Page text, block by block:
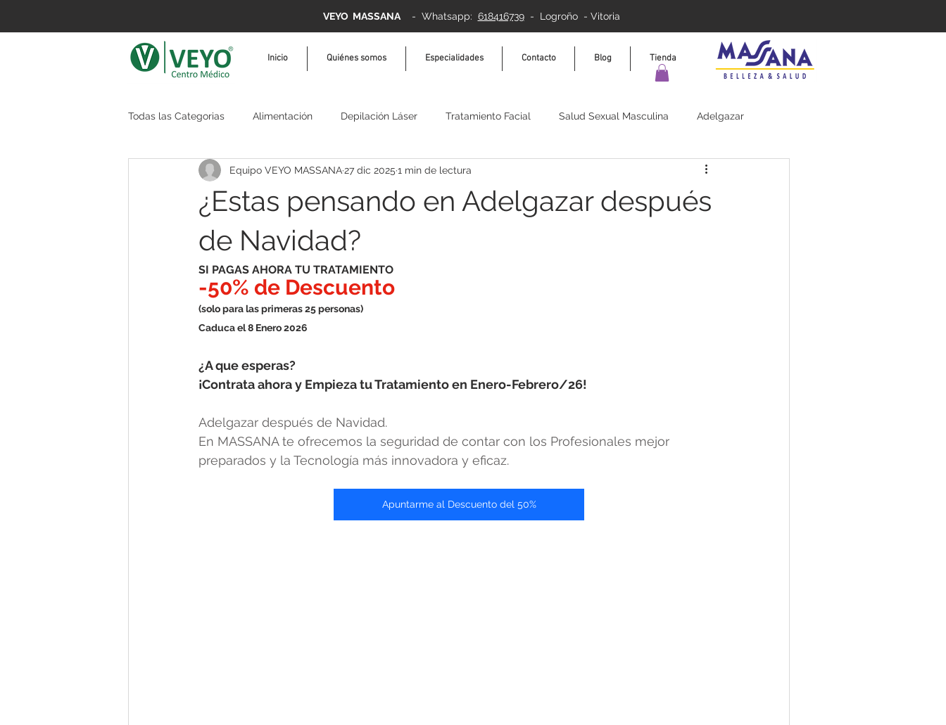
VEYO MASSANA- Whatsapp: 618416739- Logroño - Vitoria
Inicio Quiénes somos Especialidades Contacto Blog Tienda
Todas las Categorias Alimentación Depilación Láser Tratamiento Facial Salud Sexual Masculina Adelgazar
Reafirmar Fisioterapia Termosudación Relajación
¿Estas pensando en Adelgazar después
de Navidad?
Equipo VEYO MASSANA27 dic 2025 1 min de lectura
SI PAGAS AHORA TU TRATAMIENTO
-50% de Descuento
(solo para las primeras 25 personas)
Caduca el 8 Enero 2026
¿A que esperas?
¡Contrata ahora y Empieza tu Tratamiento en Enero-Febrero/26!
Adelgazar después de Navidad.
En MASSANA te ofrecemos la seguridad de contar con los Profesionales mejor
preparados y la Tecnología más innovadora y eficaz. ​
Apuntarme al Descuento del 50%